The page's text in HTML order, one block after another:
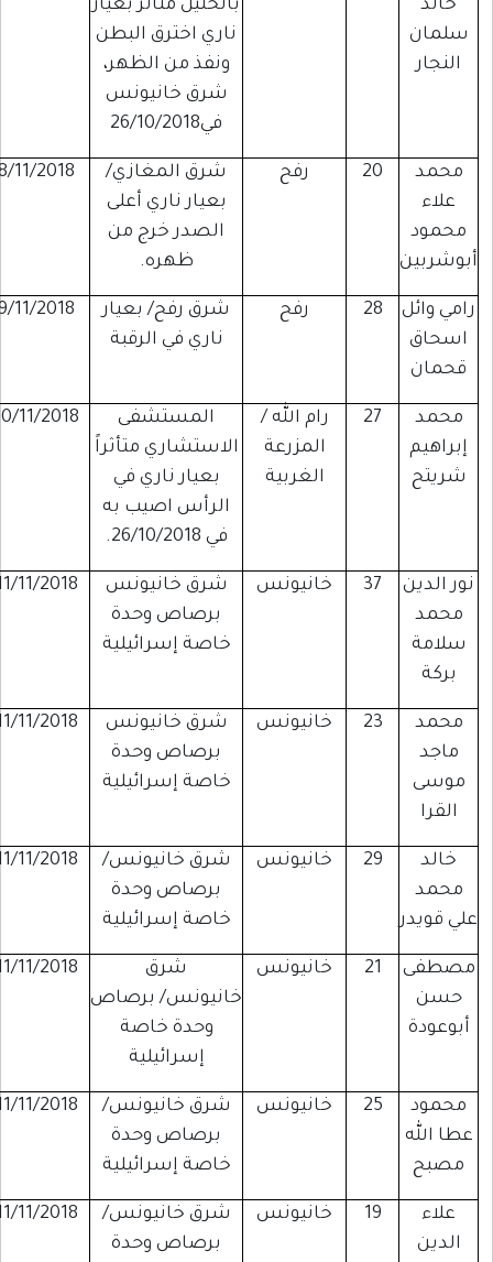
خالد
سلمان
النجار
بالخليل متأثر بعيار
ناري اخترق البطن
ونفذ من الظهر،
شرق خانيونس
في26/10/2018
محمد
علاء
محمود
20 رفح
شرق المغازي/
بعيار ناري أعلى
الصدر خرج من
ظهره.
8/11/2018
رامي وائل
اسحاق
قحمان
28 رفح
شرق رفح/ بعيار
ناري في الرقبة
9/11/2018
محمد
إبراهيم
شريتح
رام الله /
المزرعة
الغربية
المستشفى
الاستشاري متأثراً
بعيار ناري في
الرأس اصيب به
في 26/10/2018.
10/11/2018
نور الدين
محمد
سلامة
بركة
خانيونس
شرق خانيونس
برصاص وحدة
خاصة إسرائيلية
11/11/2018
محمد
ماجد
موسى
القرا
23 خانيونس
شرق خانيونس
برصاص وحدة
خاصة إسرائيلية
11/11/2018
خالد
محمد
قويدر
29 خانيونس
شرق خانيونس/
برصاص وحدة
خاصة إسرائيلية
11/11/2018
مصطفى
حسن
أبوعودة
خانيونس
شرق
خانيونس/ برصاص
وحدة خاصة
إسرائيلية
11/11/2018
محمود
عطا الله
مصبح
25 خانيونس
شرق خانيونس/
برصاص وحدة
خاصة إسرائيلية
11/11/2018
علاء
الدين
خانيونس
شرق خانيونس/
برصاص وحدة
11/11/2018